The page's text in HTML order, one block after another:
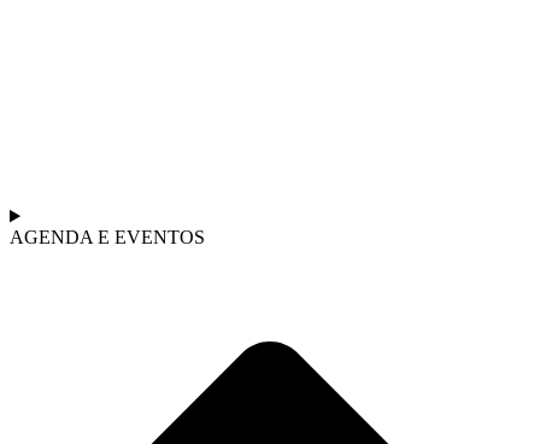
AGENDA E EVENTOS